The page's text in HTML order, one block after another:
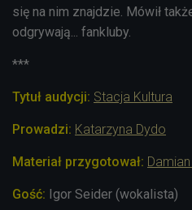
się na nim znajdzie. Mówił
odgrywają... fankluby.
***
Tytuł audycji: Stacja Kultura
Prowadzi: Katarzyna Dydo
Materiał przygotował:
Gość: Igor Seider (wokalista)